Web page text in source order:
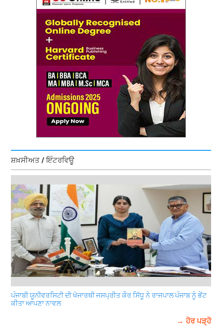
ਸ਼ਖ਼ਸੀਅਤ / ਇੰਟਰਵਿਊ
ਪੰਜਾਬੀ ਯੂਨੀਵਰਸਿਟੀ ਦੀ ਖੋਜਾਰਥੀ ਜਸਪ੍ਰੀਤ ਕੌਰ ਸਿੱਧੂ ਨੇ ਰਾਜਪਾਲ ਪੰਜਾਬ ਨੂੰ ਭੇਂਟ
ਕੀਤਾ ਆਪਣਾ ਨਾਵਲ
→ ਹੋਰ ਪੜ੍ਹੋ